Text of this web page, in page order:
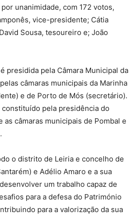
unanimidade, com 172 votos,
vice-presidente; Cátia
Sousa, tesoureiro e; João
presidida pela Câmara Municipal da
câmaras municipais da Marinha
e de Porto de Mós (secretário).
constituído pela presidência do
as câmaras municipais de Pombal e
o distrito de Leiria e concelho de
e Adélio Amaro e a sua
um trabalho capaz de
para a defesa do Património
para a valorização da sua